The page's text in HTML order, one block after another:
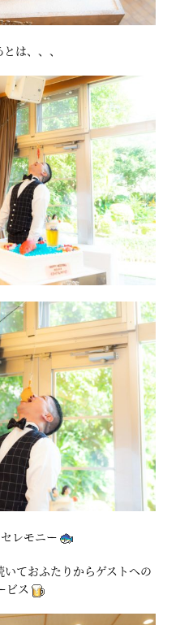
は、、、
レモニー
ておふたりからゲストへの
ビス